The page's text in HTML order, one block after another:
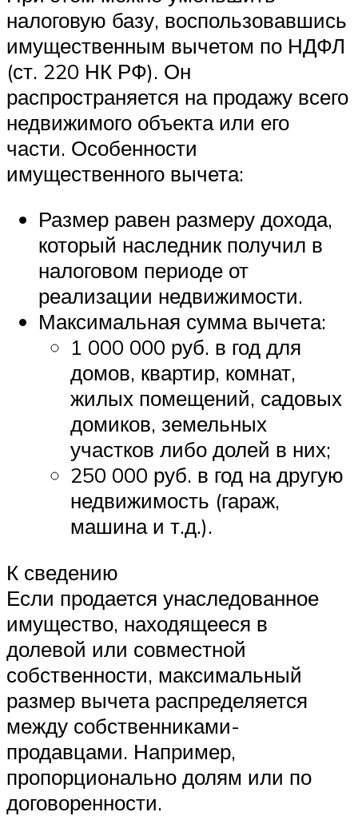
налоговую базу, воспользовавшись
имущественным вычетом по НДФЛ
(ст. 220 НК РФ). Он
распространяется на продажу всего
недвижимого объекта или его
части. Особенности
имущественного вычета:
Размер равен размеру дохода,
который наследник получил в
налоговом периоде от
реализации недвижимости.
Максимальная сумма вычета:
1 000 000 руб. в год для
домов, квартир, комнат,
жилых помещений, садовых
домиков, земельных
участков либо долей в них;
250 000 руб. в год на другую
недвижимость (гараж,
машина и т.д.).
К сведению
Если продается унаследованное
имущество, находящееся в
долевой или совместной
собственности, максимальный
размер вычета распределяется
между собственниками-
продавцами. Например,
пропорционально долям или по
договоренности.